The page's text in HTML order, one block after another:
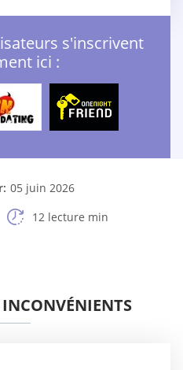
s'inscrivent
ici :
05 juin 2026
12 lecture min